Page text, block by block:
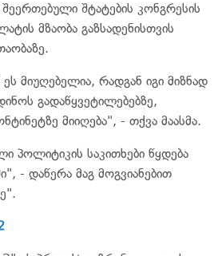
შეერთებული შტატების კონგრესის
მზაობა გაზსადენისთვის
მიუღებელია, რადგან იგი მიზნად
გადაწყვეტილებებზე,
მიიღება", - თქვა მაასმა.
პოლიტიკის საკითხები წყდება
- დაწერა მაგ მოგვიანებით